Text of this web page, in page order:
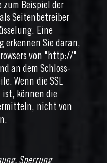
Beispiel der
Seitenbetreiber
Eine
erkennen Sie daran,
von "http://"
an dem Schloss-
Wenn die SSL
ist, können die
nicht von